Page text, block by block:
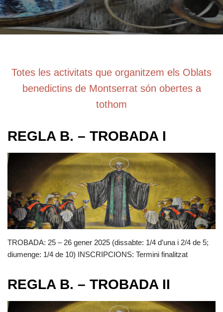
Totes les activitats que organitzem els Oblats
benedictins de Montserrat són obertes a
tothom
REGLA B. – TROBADA I
TROBADA: 25 – 26 gener 2025 (dissabte: 1/4 d’una i 2/4 de 5;
diumenge: 1/4 de 10) INSCRIPCIONS: Termini finalitzat
REGLA B. – TROBADA II